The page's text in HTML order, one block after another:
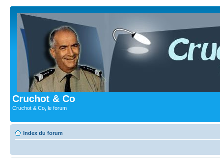
Cruchot & Co
Cruchot & Co, le forum
Index du forum